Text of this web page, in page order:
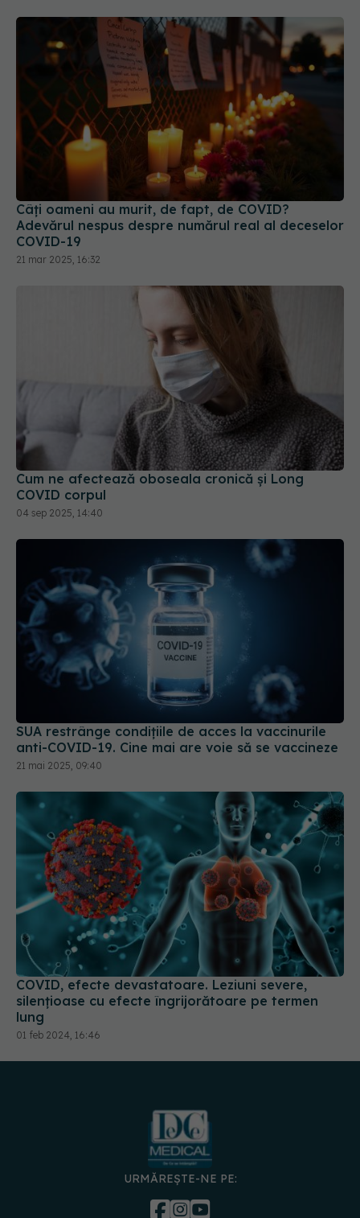
Câți oameni au murit, de fapt, de COVID?
Adevărul nespus despre numărul real al deceselor
COVID-19
21 mar 2025, 16:32
Cum ne afectează oboseala cronică și Long
COVID corpul
04 sep 2025, 14:40
SUA restrânge condiţiile de acces la vaccinurile
anti-COVID-19. Cine mai are voie să se vaccineze
21 mai 2025, 09:40
COVID, efecte devastatoare. Leziuni severe,
silențioase cu efecte îngrijorătoare pe termen
lung
01 feb 2024, 16:46
URMĂREȘTE-NE PE:
DESCARCĂ APLICAȚIA